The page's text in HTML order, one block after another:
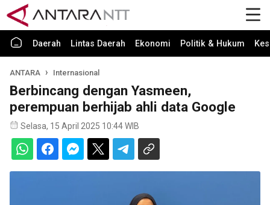
Daerah Lintas Daerah Ekonomi Politik & Hukum
ANTARA Internasional
Berbincang dengan Yasmeen,
perempuan berhijab ahli data Google
Selasa, 15 April 2025 10:44 WIB